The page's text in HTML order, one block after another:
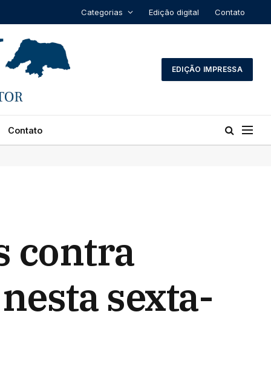
Categorias Edição digital Contato
EDIÇÃO IMPRESSA
Contato
contra
sexta-